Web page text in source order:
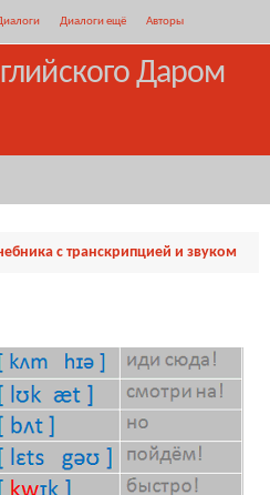
Диалоги ещё Авторы
Даром
с транскрипцией и звуком